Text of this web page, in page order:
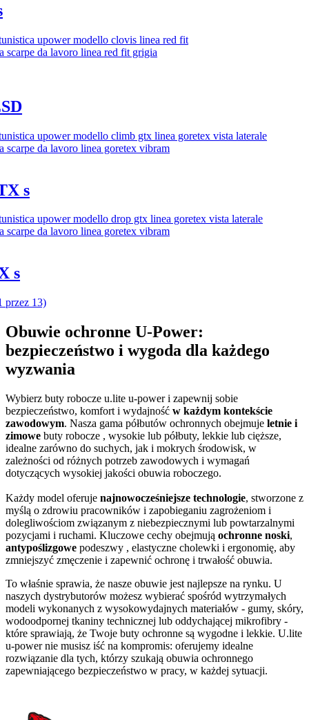
s
s
przez 13)
Obuwie ochronne U‑Power:
bezpieczeństwo i wygoda dla każdego
wyzwania
Wybierz buty robocze u.lite u-power i zapewnij sobie
bezpieczeństwo, komfort i wydajność w każdym kontekście
zawodowym. Nasza gama półbutów ochronnych obejmuje letnie i
zimowe buty robocze , wysokie lub półbuty, lekkie lub cięższe,
idealne zarówno do suchych, jak i mokrych środowisk, w
zależności od różnych potrzeb zawodowych i wymagań
dotyczących wysokiej jakości obuwia roboczego.
Każdy model oferuje najnowocześniejsze technologie, stworzone z
myślą o zdrowiu pracowników i zapobieganiu zagrożeniom i
dolegliwościom związanym z niebezpiecznymi lub powtarzalnymi
pozycjami i ruchami. Kluczowe cechy obejmują ochronne noski,
antypoślizgowe podeszwy , elastyczne cholewki i ergonomię, aby
zmniejszyć zmęczenie i zapewnić ochronę i trwałość obuwia.
To właśnie sprawia, że nasze obuwie jest najlepsze na rynku. U
naszych dystrybutorów możesz wybierać spośród wytrzymałych
modeli wykonanych z wysokowydajnych materiałów - gumy, skóry,
wodoodpornej tkaniny technicznej lub oddychającej mikrofibry -
które sprawiają, że Twoje buty ochronne są wygodne i lekkie. U.lite
u-power nie musisz iść na kompromis: oferujemy idealne
rozwiązanie dla tych, którzy szukają obuwia ochronnego
zapewniającego bezpieczeństwo w pracy, w każdej sytuacji.